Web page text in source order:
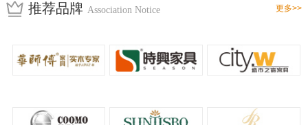
推荐品牌 Association Notice 更多>>